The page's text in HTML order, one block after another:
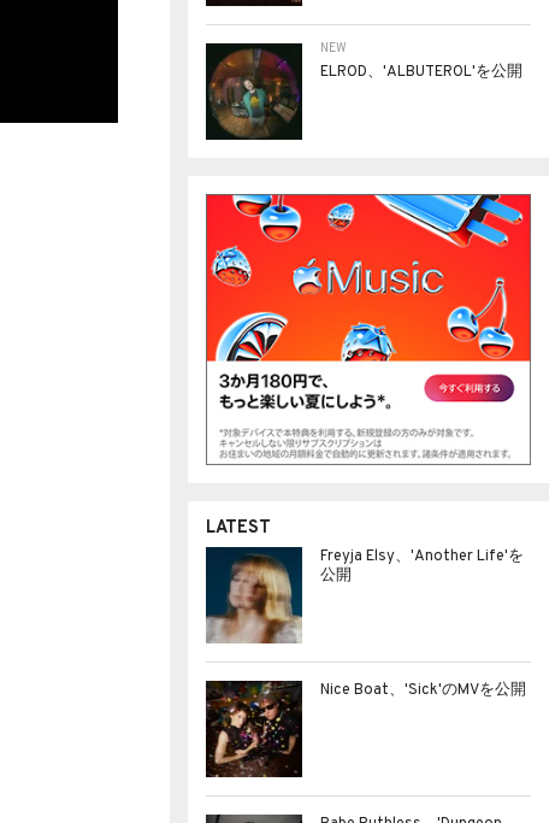
NEW
ELROD、'ALBUTEROL'を公開
LATEST
Freyja Elsy、'Another Life'を
公開
Nice Boat、'Sick'のMVを公開